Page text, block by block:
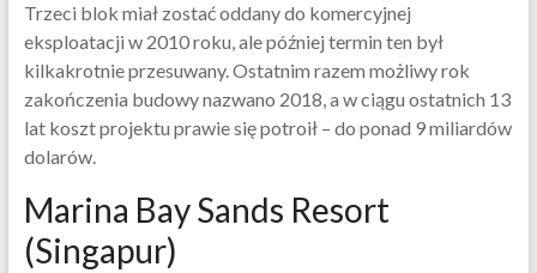
Trzeci blok miał zostać oddany do komercyjnej
eksploatacji w 2010 roku, ale później termin ten był
kilkakrotnie przesuwany. Ostatnim razem możliwy rok
zakończenia budowy nazwano 2018, a w ciągu ostatnich 13
lat koszt projektu prawie się potroił – do ponad 9 miliardów
dolarów.
Marina Bay Sands Resort
(Singapur)